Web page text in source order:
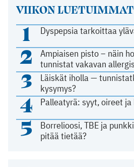
VIIKON LUETUIMMAT
1 Dyspepsia tarkoittaa
2
Ampiaisen pisto – näin
tunnistat vakavan
3
Läiskät iholla —
kysymys?
4 Palleatyrä: syyt, oireet
5
Borrelioosi, TBE ja
pitää tietää?